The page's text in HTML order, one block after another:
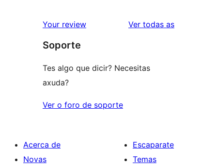
Your review Ver todas asvaloracións
Soporte
Tes algo que dicir? Necesitas
axuda?
Ver o foro de soporte
Acerca de
Novas
Escaparate
Temas